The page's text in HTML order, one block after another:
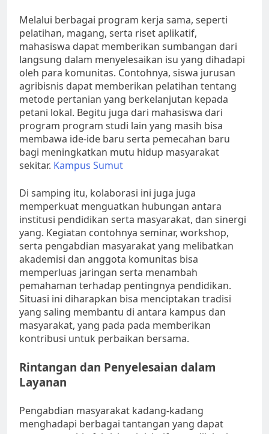
Melalui berbagai program kerja sama, seperti
pelatihan, magang, serta riset aplikatif,
mahasiswa dapat memberikan sumbangan dari
langsung dalam menyelesaikan isu yang dihadapi
oleh para komunitas. Contohnya, siswa jurusan
agribisnis dapat memberikan pelatihan tentang
metode pertanian yang berkelanjutan kepada
petani lokal. Begitu juga dari mahasiswa dari
program program studi lain yang masih bisa
membawa ide-ide baru serta pemecahan baru
bagi meningkatkan mutu hidup masyarakat
sekitar. Kampus Sumut
Di samping itu, kolaborasi ini juga juga
memperkuat menguatkan hubungan antara
institusi pendidikan serta masyarakat, dan sinergi
yang. Kegiatan contohnya seminar, workshop,
serta pengabdian masyarakat yang melibatkan
akademisi dan anggota komunitas bisa
memperluas jaringan serta menambah
pemahaman terhadap pentingnya pendidikan.
Situasi ini diharapkan bisa menciptakan tradisi
yang saling membantu di antara kampus dan
masyarakat, yang pada pada memberikan
kontribusi untuk perbaikan bersama.
Rintangan dan Penyelesaian dalam
Layanan
Pengabdian masyarakat kadang-kadang
menghadapi berbagai tantangan yang dapat